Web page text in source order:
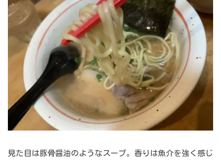
見た目は豚骨醤油のようなスープ。香りは魚介を強く感じ